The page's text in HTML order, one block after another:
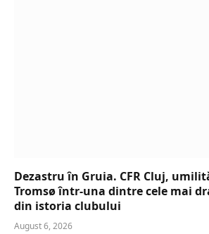
Dezastru în Gruia. CFR Cluj,
Tromsø într-una dintre cele mai
din istoria clubului
August 6, 2026